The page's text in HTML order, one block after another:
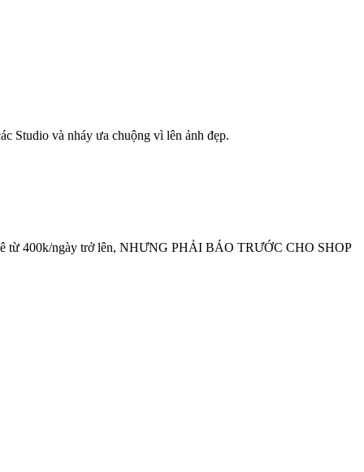
Studio và nháy ưa chuộng vì lên ảnh đẹp.
từ 400k/ngày trở lên, NHƯNG PHẢI BÁO TRƯỚC CHO SHOP